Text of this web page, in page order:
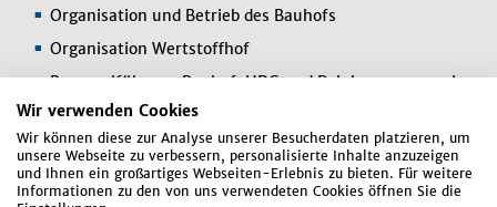
Wir verwenden Cookies
Wir können diese zur Analyse unserer Besucherdaten platzieren, um
unsere Webseite zu verbessern, personalisierte Inhalte anzuzeigen
und Ihnen ein großartiges Webseiten-Erlebnis zu bieten. Für weitere
Informationen zu den von uns verwendeten Cookies öffnen Sie die
Organisation und Betrieb des Bauhofs
Organisation Wertstoffhof
Personalführung Bauhof, HDG und Reinigunspersonal
(außer Schule und Freibad)
Spielplätze (Bauunterhalt und Kontrolle)
Straßen, Wege, Plätze und Brücken (Bauunterhalt)